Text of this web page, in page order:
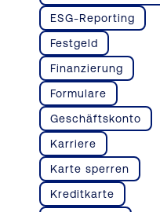
ESG-Reporting
Festgeld
Finanzierung
Formulare
Geschäftskonto
Karriere
Karte sperren
Kreditkarte